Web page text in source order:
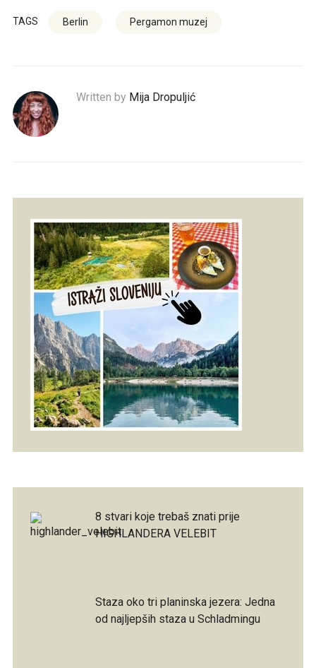
TAGS Berlin Pergamon muzej
Written by Mija Dropuljić
8 stvari koje trebaš znati prije
HIGHLANDERA VELEBIT
Staza oko tri planinska jezera: Jedna
od najljepših staza u Schladmingu